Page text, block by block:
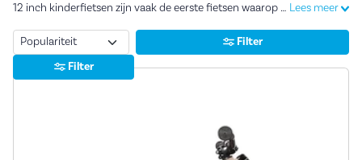
Lees meer
12 inch kinderfietsen zijn vaak de eerste fietsen waarop kinderen leren fietsen. Bijna alle modellen hebben standaard afneembare zijwieltjes. Een kinderfiets 12 inch is geschikt voor kinderen van 2 tot 4 jaar oud met kledingmaat 92 tot 104.
Sorteren
Filter
Filter